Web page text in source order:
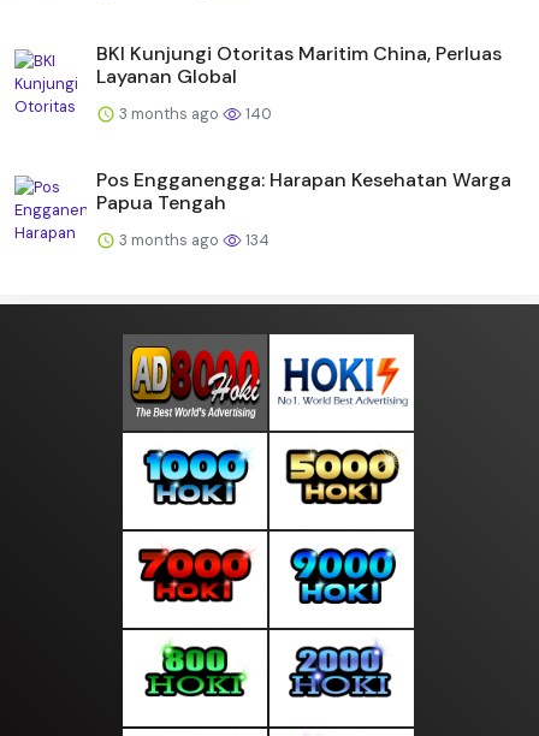
BKI Kunjungi Otoritas Maritim China, Perluas
Layanan Global
3 months ago 140
Pos Engganengga: Harapan Kesehatan Warga
Papua Tengah
3 months ago 134